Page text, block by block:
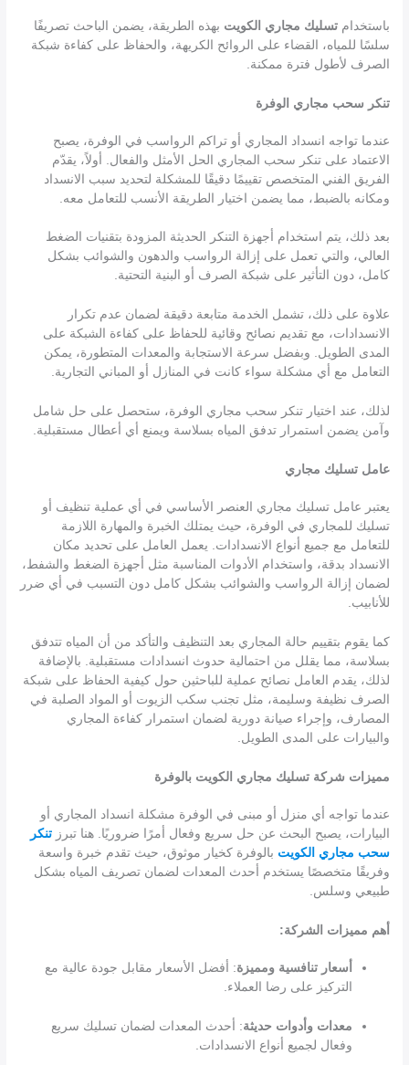
باستخدامتسليك مجاري الكويت بهذه الطريقة، يضمن الباحث تصريفًا
سلسًا للمياه، القضاء على الروائح الكريهة، والحفاظ على كفاءة شبكة
الصرف لأطول فترة ممكنة.
تنكر سحب مجاري الوفرة
عندما تواجه انسداد المجاري أو تراكم الرواسب في الوفرة، يصبح
الاعتماد على تنكر سحب المجاري الحل الأمثل والفعال. أولاً، يقدّم
الفريق الفني المتخصص تقييمًا دقيقًا للمشكلة لتحديد سبب الانسداد
ومكانه بالضبط، مما يضمن اختيار الطريقة الأنسب للتعامل معه.
بعد ذلك، يتم استخدام أجهزة التنكر الحديثة المزودة بتقنيات الضغط
العالي، والتي تعمل على إزالة الرواسب والدهون والشوائب بشكل
كامل، دون التأثير على شبكة الصرف أو البنية التحتية.
علاوة على ذلك، تشمل الخدمة متابعة دقيقة لضمان عدم تكرار
الانسدادات، مع تقديم نصائح وقائية للحفاظ على كفاءة الشبكة على
المدى الطويل. وبفضل سرعة الاستجابة والمعدات المتطورة، يمكن
التعامل مع أي مشكلة سواء كانت في المنازل أو المباني التجارية.
لذلك، عند اختيار تنكر سحب مجاري الوفرة، ستحصل على حل شامل
وآمن يضمن استمرار تدفق المياه بسلاسة ويمنع أي أعطال مستقبلية.
عامل تسليك مجاري
يعتبر عامل تسليك مجاري العنصر الأساسي في أي عملية تنظيف أو
تسليك للمجاري في الوفرة، حيث يمتلك الخبرة والمهارة اللازمة
للتعامل مع جميع أنواع الانسدادات. يعمل العامل على تحديد مكان
الانسداد بدقة، واستخدام الأدوات المناسبة مثل أجهزة الضغط والشفط،
لضمان إزالة الرواسب والشوائب بشكل كامل دون التسبب في أي ضرر
للأنابيب.
كما يقوم بتقييم حالة المجاري بعد التنظيف والتأكد من أن المياه تتدفق
بسلاسة، مما يقلل من احتمالية حدوث انسدادات مستقبلية. بالإضافة
لذلك، يقدم العامل نصائح عملية للباحثين حول كيفية الحفاظ على شبكة
الصرف نظيفة وسليمة، مثل تجنب سكب الزيوت أو المواد الصلبة في
المصارف، وإجراء صيانة دورية لضمان استمرار كفاءة المجاري
والبيارات على المدى الطويل.
مميزات شركة تسليك مجاري الكويت بالوفرة
عندما تواجه أي منزل أو مبنى في الوفرة مشكلة انسداد المجاري أو
البيارات، يصبح البحث عن حل سريع وفعال أمرًا ضروريًا. هنا تبرزتنكر
سحب مجاري الكويت بالوفرة كخيار موثوق، حيث تقدم خبرة واسعة
وفريقًا متخصصًا يستخدم أحدث المعدات لضمان تصريف المياه بشكل
طبيعي وسلس.
أهم مميزات الشركة:
أسعار تنافسية ومميزة: أفضل الأسعار مقابل جودة عالية مع
التركيز على رضا العملاء.
معدات وأدوات حديثة: أحدث المعدات لضمان تسليك سريع
وفعال لجميع أنواع الانسدادات.